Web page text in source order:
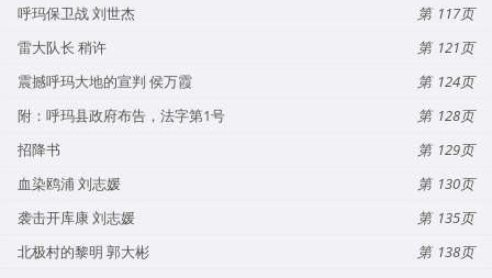
呼玛保卫战 刘世杰
117
雷大队长 稍许
121
震撼呼玛大地的宣判 侯万霞
124
附：呼玛县政府布告，法字第1号
128
招降书
129
血染鸥浦 刘志媛
130
袭击开库康 刘志媛
135
北极村的黎明 郭大彬
138